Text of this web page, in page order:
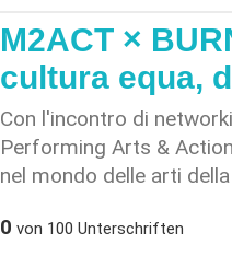
personnes perçues
issues de l’immigration
spécialistes des
très préoccupé·es par le
postes académiques, à
Suisse. Le manque de
d’enseignement et de
relative homogénéité
M2ACT ×
cultura equa,
Con l'incontro di
Performing Arts &
nel mondo delle arti
produzione e
0 von 100 Unterschriften